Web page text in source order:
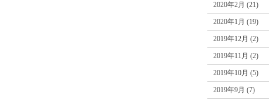
2020年2月 (21)
2020年1月 (19)
2019年12月 (2)
2019年11月 (2)
2019年10月 (5)
2019年9月 (7)